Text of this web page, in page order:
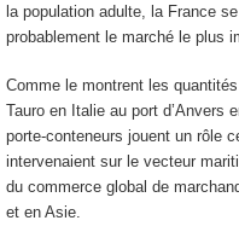
la population adulte, la France
probablement le marché le plus
Comme le montrent les
Tauro en Italie au port d’Anvers
porte-conteneurs jouent un rôle
intervenaient sur le vecteur
du commerce global de
et en Asie.